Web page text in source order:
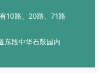
10路、20路、71路
东段中华石鼓园内